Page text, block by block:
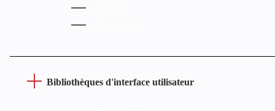
Bibliothèques d'interface utilisateur